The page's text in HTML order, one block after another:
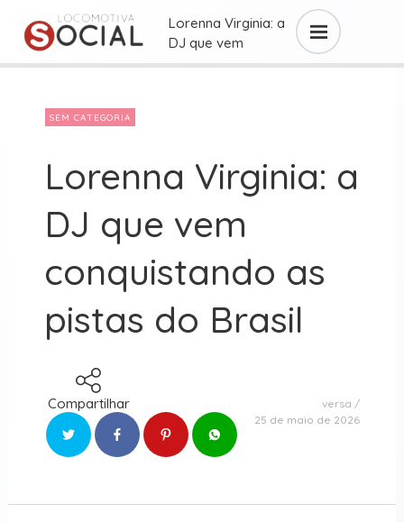
Lorenna Virginia: a
DJ que vem
conquistando as
SEM CATEGORIA
Lorenna Virginia: a
DJ que vem
conquistando as
pistas do Brasil
Compartilhar
versa
25 de maio de 2026